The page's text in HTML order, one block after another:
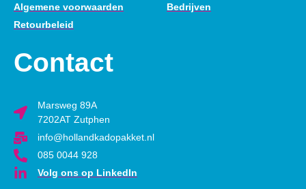
Algemene voorwaarden
Retourbeleid
Bedrijven
Contact
Marsweg 89A
7202AT Zutphen
info@hollandkadopakket.nl
085 0044 928
Volg ons op LinkedIn